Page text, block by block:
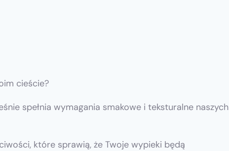
cieście?
spełnia wymagania smakowe i teksturalne naszych
które sprawią, że Twoje wypieki będą